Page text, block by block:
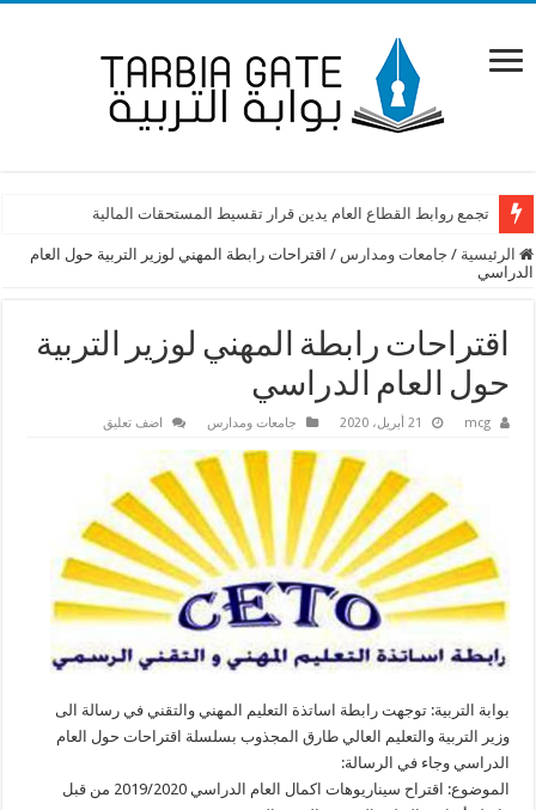
تجمع روابط القطاع العام يدين قرار تقسيط المستحقات المالية
الرئيسية / جامعات ومدارس / اقتراحات رابطة المهني لوزير التربية حول العام
الدراسي
اقتراحات رابطة المهني لوزير التربية
حول العام الدراسي
mcg 21 أبريل، 2020 جامعات ومدارس اضف تعليق
بوابة التربية: توجهت رابطة اساتذة التعليم المهني والتقني في رسالة الى
وزير التربية والتعليم العالي طارق المجذوب بسلسلة اقتراحات حول العام
الدراسي وجاء في الرسالة:
الموضوع: اقتراح سيناريوهات اكمال العام الدراسي 2019/2020 من قبل